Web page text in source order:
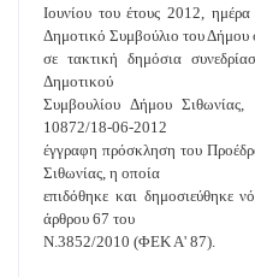
Ιουνίου του έτους 2012,
Δημοτικό Συμβούλιο του Δήμου
σε τακτική δημόσια
Δημοτικού
Συμβουλίου Δήμου
10872/18-06-2012
έγγραφη πρόσκληση του
Σιθωνίας, η οποία
επιδόθηκε και δημοσιεύθηκε
άρθρου 67 του
Ν.3852/2010 (ΦΕΚ Α' 87).